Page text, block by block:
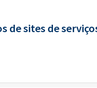
sites de